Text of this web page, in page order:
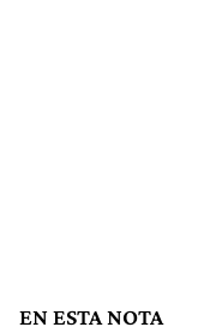
EN ESTA NOTA